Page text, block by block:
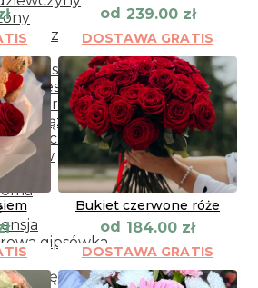
w koszyku
mieszane
na drzwi
i wiąznki pogrzebowe
doniczkowe
gipsówka
cięte
od 239.00 zł
DOSTAWA GRATIS
Bukiet czerwone róże
od 184.00 zł
DOSTAWA GRATIS